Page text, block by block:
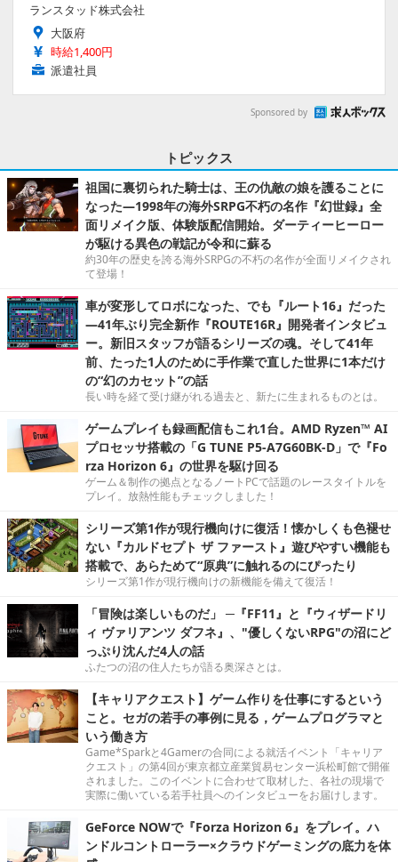
ランスタッド株式会社
大阪府
時給1,400円
派遣社員
Sponsored by
トピックス
祖国に裏切られた騎士は、王の仇敵の娘を護ることに
なった―1998年の海外SRPG不朽の名作『幻世録』全
面リメイク版、体験版配信開始。ダーティーヒーロー
が駆ける異色の戦記が令和に蘇る
約30年の歴史を誇る海外SRPGの不朽の名作が全面リメイクされ
て登場！
車が変形してロボになった、でも『ルート16』だった
―41年ぶり完全新作『ROUTE16R』開発者インタビュ
ー。新旧スタッフが語るシリーズの魂。そして41年
前、たった1人のために手作業で直した世界に1本だけ
の“幻のカセット”の話
長い時を経て受け継がれる過去と、新たに生まれるものとは。
ゲームプレイも録画配信もこれ1台。AMD Ryzen™ AI
プロセッサ搭載の「G TUNE P5-A7G60BK-D」で『Fo
rza Horizon 6』の世界を駆け回る
ゲーム＆制作の拠点となるノートPCで話題のレースタイトルを
プレイ。放熱性能もチェックしました！
シリーズ第1作が現行機向けに復活！懐かしくも色褪せ
ない『カルドセプト ザ ファースト』遊びやすい機能も
搭載で、あらためて“原典”に触れるのにぴったり
シリーズ第1作が現行機向けの新機能を備えて復活！
「冒険は楽しいものだ」 ─『FF11』と『ウィザードリ
ィ ヴァリアンツ ダフネ』、"優しくないRPG"の沼にど
っぷり沈んだ4人の話
ふたつの沼の住人たちが語る奥深さとは。
【キャリアクエスト】ゲーム作りを仕事にするという
こと。セガの若手の事例に見る，ゲームプログラマと
いう働き方
Game*Sparkと4Gamerの合同による就活イベント「キャリア
クエスト」の第4回が東京都立産業貿易センター浜松町館で開催
されました。このイベントに合わせて取材した、各社の現場で
実際に働いている若手社員へのインタビューをお届けします。
GeForce NOWで『Forza Horizon 6』をプレイ。ハ
ンドルコントローラー×クラウドゲーミングの底力を体